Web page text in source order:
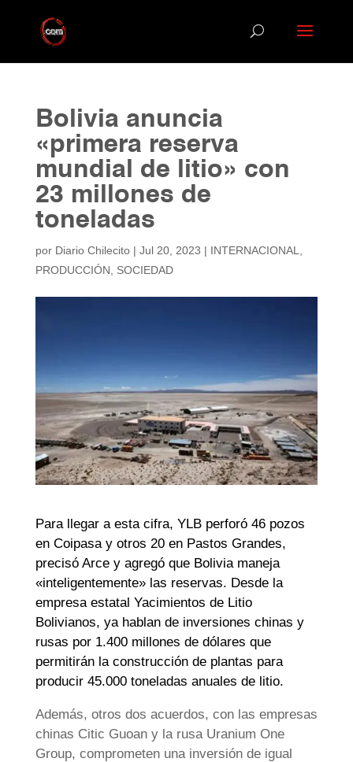
Bolivia anuncia
«primera reserva
mundial de litio» con
23 millones de
toneladas
por Diario Chilecito| Jul 20, 2023 | INTERNACIONAL
PRODUCCIÓN
SOCIEDAD
Para llegar a esta cifra, YLB perforó 46 pozos
en Coipasa y otros 20 en Pastos Grandes,
precisó Arce y agregó que Bolivia maneja
«inteligentemente» las reservas. Desde la
empresa estatal Yacimientos de Litio
Bolivianos, ya hablan de inversiones chinas y
rusas por 1.400 millones de dólares que
permitirán la construcción de plantas para
producir 45.000 toneladas anuales de litio.
Además, otros dos acuerdos, con las empresas
chinas Citic Guoan y la rusa Uranium One
Group, comprometen una inversión de igual